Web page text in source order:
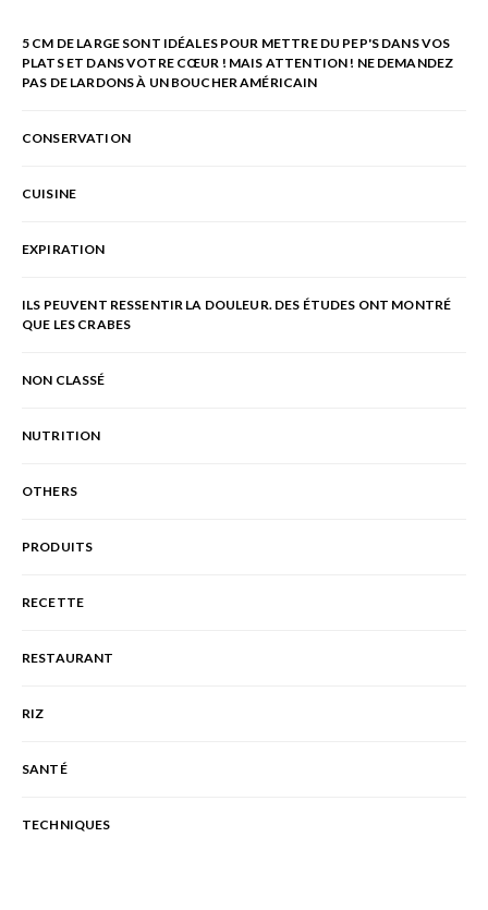
5 CM DE LARGE SONT IDÉALES POUR METTRE DU PEP'S DANS VOS
PLATS ET DANS VOTRE CŒUR ! MAIS ATTENTION ! NE DEMANDEZ
PAS DE LARDONS À UN BOUCHER AMÉRICAIN
CONSERVATION
CUISINE
EXPIRATION
ILS PEUVENT RESSENTIR LA DOULEUR. DES ÉTUDES ONT MONTRÉ
QUE LES CRABES
NON CLASSÉ
NUTRITION
OTHERS
PRODUITS
RECETTE
RESTAURANT
RIZ
SANTÉ
TECHNIQUES